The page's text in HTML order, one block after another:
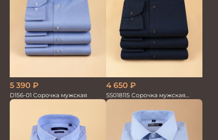
5 390 ₽
D156-01 Сорочка мужская
4 650 ₽
SS018115 Сорочка мужская
GROSTYLE PRIME